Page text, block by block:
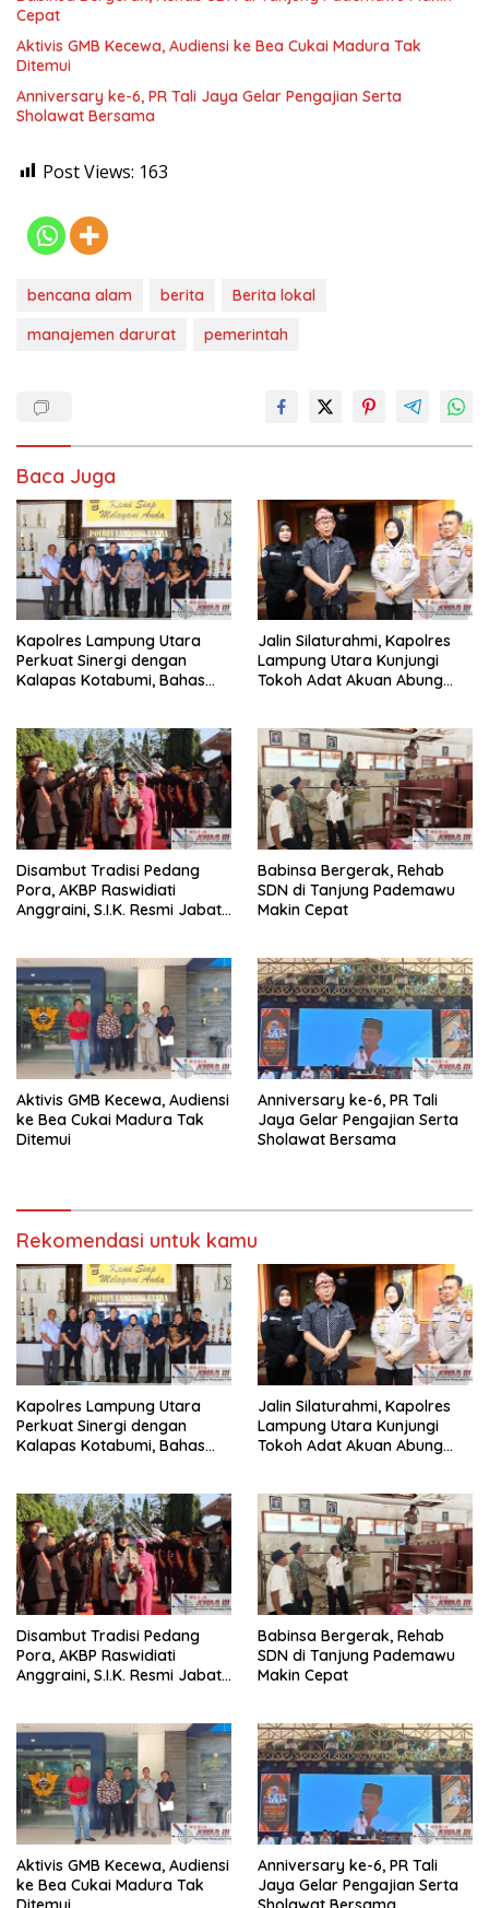
Cepat
Aktivis GMB Kecewa, Audiensi ke Bea Cukai Madura Tak
Ditemui
Anniversary ke-6, PR Tali Jaya Gelar Pengajian Serta
Sholawat Bersama
Post Views: 163
bencana alam berita
Berita lokal
manajemen darurat
pemerintah
Baca Juga
Kapolres Lampung Utara
Perkuat Sinergi dengan
Kalapas Kotabumi, Bahas
Jalin Silaturahmi, Kapolres
Lampung Utara Kunjungi
Tokoh Adat Akuan Abung
Disambut Tradisi Pedang
Pora, AKBP Raswidiati
Anggraini, S.I.K. Resmi Jabat
Babinsa Bergerak, Rehab
SDN di Tanjung Pademawu
Makin Cepat
Aktivis GMB Kecewa, Audiensi
ke Bea Cukai Madura Tak
Ditemui
Anniversary ke-6, PR Tali
Jaya Gelar Pengajian Serta
Sholawat Bersama
Rekomendasi untuk kamu
Kapolres Lampung Utara
Perkuat Sinergi dengan
Kalapas Kotabumi, Bahas
Jalin Silaturahmi, Kapolres
Lampung Utara Kunjungi
Tokoh Adat Akuan Abung
Disambut Tradisi Pedang
Pora, AKBP Raswidiati
Anggraini, S.I.K. Resmi Jabat
Babinsa Bergerak, Rehab
SDN di Tanjung Pademawu
Makin Cepat
Aktivis GMB Kecewa, Audiensi
ke Bea Cukai Madura Tak
Anniversary ke-6, PR Tali
Jaya Gelar Pengajian Serta